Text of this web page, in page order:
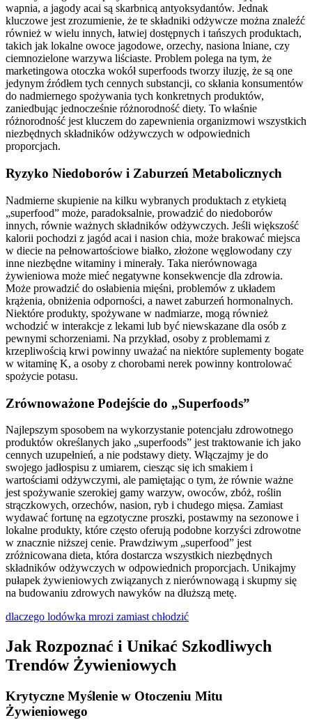
wapnia, a jagody acai są skarbnicą antyoksydantów. Jednak
kluczowe jest zrozumienie, że te składniki odżywcze można znaleźć
również w wielu innych, łatwiej dostępnych i tańszych produktach,
takich jak lokalne owoce jagodowe, orzechy, nasiona lniane, czy
ciemnozielone warzywa liściaste. Problem polega na tym, że
marketingowa otoczka wokół superfoods tworzy iluzję, że są one
jedynym źródłem tych cennych substancji, co skłania konsumentów
do nadmiernego spożywania tych konkretnych produktów,
zaniedbując jednocześnie różnorodność diety. To właśnie
różnorodność jest kluczem do zapewnienia organizmowi wszystkich
niezbędnych składników odżywczych w odpowiednich
proporcjach.
Ryzyko Niedoborów i Zaburzeń Metabolicznych
Nadmierne skupienie na kilku wybranych produktach z etykietą
„superfood” może, paradoksalnie, prowadzić do niedoborów
innych, równie ważnych składników odżywczych. Jeśli większość
kalorii pochodzi z jagód acai i nasion chia, może brakować miejsca
w diecie na pełnowartościowe białko, złożone węglowodany czy
inne niezbędne witaminy i minerały. Taka nierównowaga
żywieniowa może mieć negatywne konsekwencje dla zdrowia.
Może prowadzić do osłabienia mięśni, problemów z układem
krążenia, obniżenia odporności, a nawet zaburzeń hormonalnych.
Niektóre produkty, spożywane w nadmiarze, mogą również
wchodzić w interakcje z lekami lub być niewskazane dla osób z
pewnymi schorzeniami. Na przykład, osoby z problemami z
krzepliwością krwi powinny uważać na niektóre suplementy bogate
w witaminę K, a osoby z chorobami nerek powinny kontrolować
spożycie potasu.
Zrównoważone Podejście do „Superfoods”
Najlepszym sposobem na wykorzystanie potencjału zdrowotnego
produktów określanych jako „superfoods” jest traktowanie ich jako
cennych uzupełnień, a nie podstawy diety. Włączajmy je do
swojego jadłospisu z umiarem, ciesząc się ich smakiem i
wartościami odżywczymi, ale pamiętając o tym, że równie ważne
jest spożywanie szerokiej gamy warzyw, owoców, zbóż, roślin
strączkowych, orzechów, nasion, ryb i chudego mięsa. Zamiast
wydawać fortunę na egzotyczne proszki, postawmy na sezonowe i
lokalne produkty, które często oferują podobne korzyści zdrowotne
w znacznie niższej cenie. Prawdziwym „superfood” jest
zróżnicowana dieta, która dostarcza wszystkich niezbędnych
składników odżywczych w odpowiednich proporcjach. Unikajmy
pułapek żywieniowych związanych z nierównowagą i skupmy się
na budowaniu zdrowych nawyków na dłuższą metę.
dlaczego lodówka mrozi zamiast chłodzić
Jak Rozpoznać i Unikać Szkodliwych
Trendów Żywieniowych
Krytyczne Myślenie w Otoczeniu Mitu
Żywieniowego